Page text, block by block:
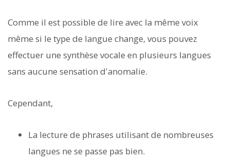
Comme il est possible de lire avec la même voix
même si le type de langue change, vous pouvez
effectuer une synthèse vocale en plusieurs langues
sans aucune sensation d'anomalie.
Cependant,
La lecture de phrases utilisant de nombreuses
langues ne se passe pas bien.